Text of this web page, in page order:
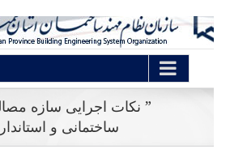
” نکات اجرایی سازه
ساختمانی و